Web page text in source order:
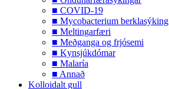
■ COVID-19
■ Mycobacterium berklasýking
■ Meltingarfæri
■ Meðganga og frjósemi
■ Kynsjúkdómar
■ Malaría
■ Annað
Kolloidalt gull